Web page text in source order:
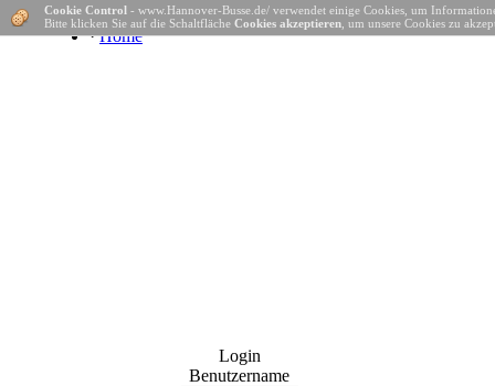
· Home
Login
Benutzername
Cookie Control - www.Hannover-Busse.de/ verwendet einige Cookies, um
Bitte klicken Sie auf die Schaltfläche Cookies akzeptieren , um unsere Cookies zu